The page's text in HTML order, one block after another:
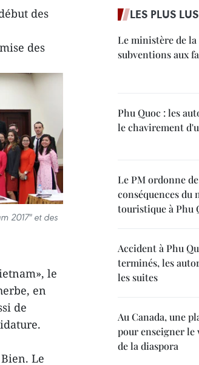
des
des
2017" et des
le
en
de
Le
LES PLUS LUS
Le ministère de la
subventions aux
Phu Quoc : les
le chavirement
Le PM ordonne
conséquences du
touristique à Phu
Accident à Phu
terminés, les
les suites
Au Canada, une
pour enseigner le
de la diaspora